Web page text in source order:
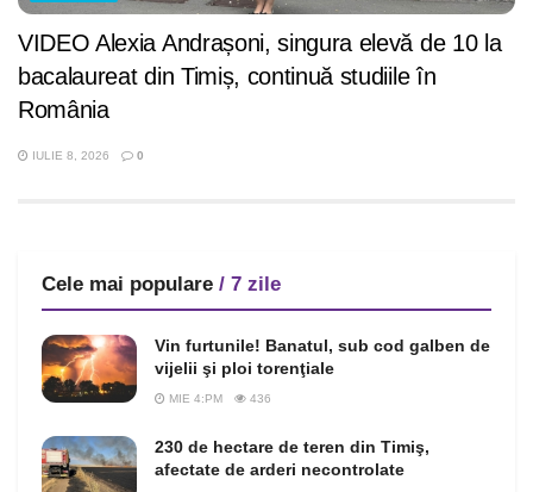
VIDEO Alexia Andrașoni, singura elevă de 10 la
bacalaureat din Timiș, continuă studiile în
România
IULIE 8, 2026 0
Cele mai populare / 7 zile
Vin furtunile! Banatul, sub cod galben de
vijelii şi ploi torenţiale
MIE 4:PM 436
230 de hectare de teren din Timiş,
afectate de arderi necontrolate